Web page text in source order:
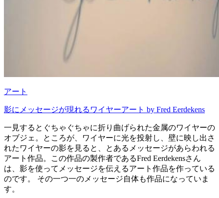
アート
影にメッセージが現れるワイヤーアート by Fred Eerdekens
一見するとぐちゃぐちゃに折り曲げられた金属のワイヤーの
オブジェ。ところが、ワイヤーに光を投射し、壁に映し出さ
れたワイヤーの影を見ると、とあるメッセージがあらわれる
アート作品。この作品の製作者であるFred Eerdekensさん
は、影を使ってメッセージを伝えるアート作品を作っている
のです。 その一つ一のメッセージ自体も作品になっていま
す。